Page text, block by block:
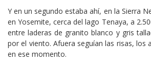
Y en un segundo estaba ahí, en la Sierra
en Yosemite, cerca del lago Tenaya, a
entre laderas de granito blanco y gris
por el viento. Afuera seguían las risas, los
en ese momento.